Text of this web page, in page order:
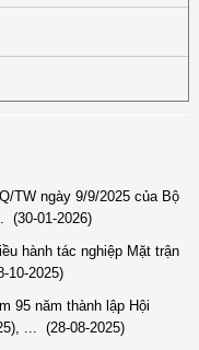
TW ngày 9/9/2025 của Bộ
(30-01-2026)
hành tác nghiệp Mặt trận
10-2025)
95 năm thành lập Hội
...
(28-08-2025)